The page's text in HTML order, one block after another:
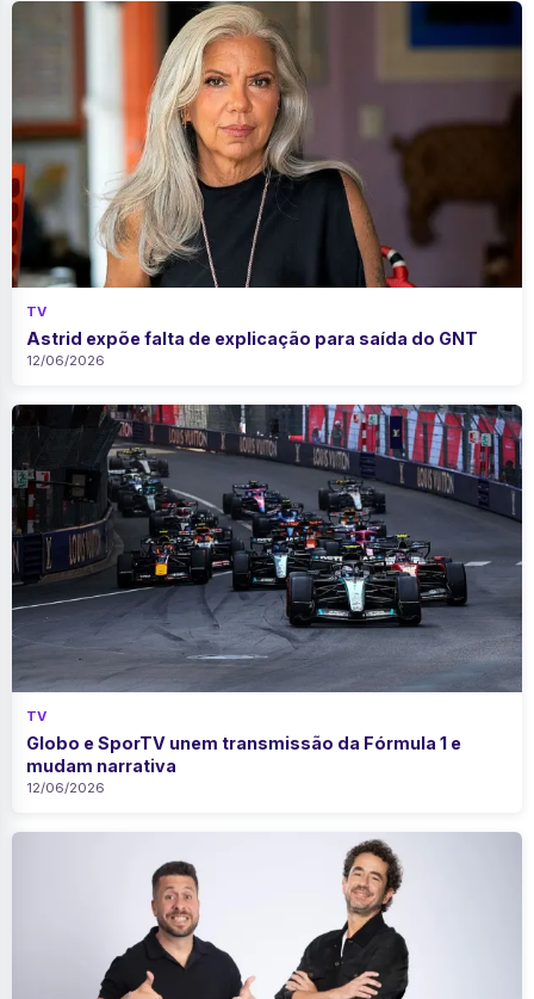
TV
Astrid expõe falta de explicação para saída do GNT
12/06/2026
TV
Globo e SporTV unem transmissão da Fórmula 1 e
mudam narrativa
12/06/2026